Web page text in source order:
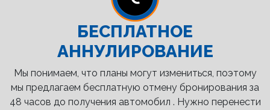
БЕСПЛАТНОЕ
АННУЛИРОВАНИЕ
Мы понимаем, что планы могут измениться, поэтому
мы предлагаем бесплатную отмену бронирования за
48 часов до получения автомобил . Нужно перенести